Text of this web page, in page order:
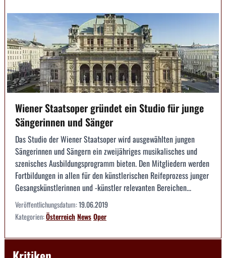
Wiener Staatsoper gründet ein Studio für junge
Sängerinnen und Sänger
Das Studio der Wiener Staatsoper wird ausgewählten jungen
Sängerinnen und Sängern ein zweijähriges musikalisches und
szenisches Ausbildungsprogramm bieten. Den Mitgliedern werden
Fortbildungen in allen für den künstlerischen Reifeprozess junger
Gesangskünstlerinnen und -künstler relevanten Bereichen...
Veröffentlichungsdatum:19.06.2019
Kategorien:ÖsterreichNewsOper